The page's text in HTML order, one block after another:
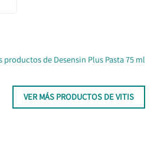
productos de Desensin Plus Pasta 75 ml
VER MÁS PRODUCTOS DE VITIS